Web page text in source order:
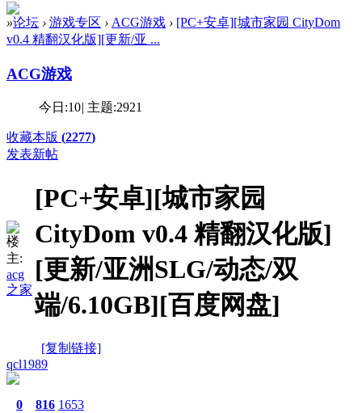
»论坛 › 游戏专区 › ACG游戏 › [PC+安卓][城市家园 CityDom
v0.4 精翻汉化版][更新/亚 ...
ACG游戏
今日:10| 主题:2921
收藏本版 (2277)
发表新帖
楼
主:
acg
之家
[PC+安卓][城市家园
CityDom v0.4 精翻汉化版]
[更新/亚洲SLG/动态/双
端/6.10GB][百度网盘]
[复制链接]
qcl1989
0 816 1653